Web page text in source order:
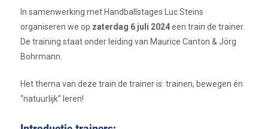
In samenwerking met Handballstages Luc Steins
organiseren we op zaterdag 6 juli 2024een train de trainer.
De training staat onder leiding van Maurice Canton & Jörg
Bohrmann.
Het thema van deze train de trainer is: trainen, bewegen én
“natuurlijk” leren!